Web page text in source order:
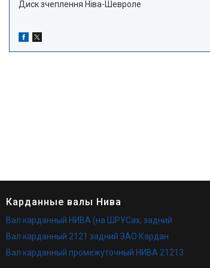
Диск зчеплення Ніва-Шевроле
Карданные валы Нива
Вал карданный НИВА (на ШРУСах, задний
Вал карданный 2121 задний ЗАО Кардан
Вал карданный промежуточный НИВА 21213